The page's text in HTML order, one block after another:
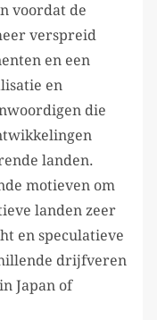
voordat de
verspreid
en een
en
die
landen.
motieven om
landen zeer
en speculatieve
drijfveren
Japan of